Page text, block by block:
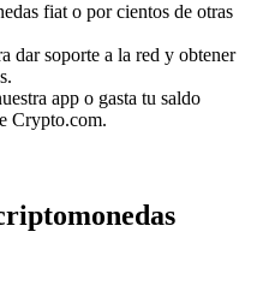
fiat o por cientos de otras
dar soporte a la red y obtener
app o gasta tu saldo
Crypto.com.